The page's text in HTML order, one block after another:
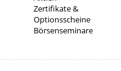
Zertifikate &
Optionsscheine
Börsenseminare